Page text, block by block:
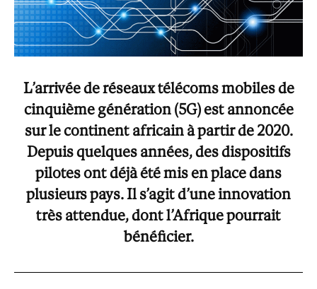
L’arrivée de réseaux télécoms mobiles de
cinquième génération (5G) est annoncée
sur le continent africain à partir de 2020.
Depuis quelques années, des dispositifs
pilotes ont déjà été mis en place dans
plusieurs pays. Il s’agit d’une innovation
très attendue, dont l’Afrique pourrait
bénéficier.